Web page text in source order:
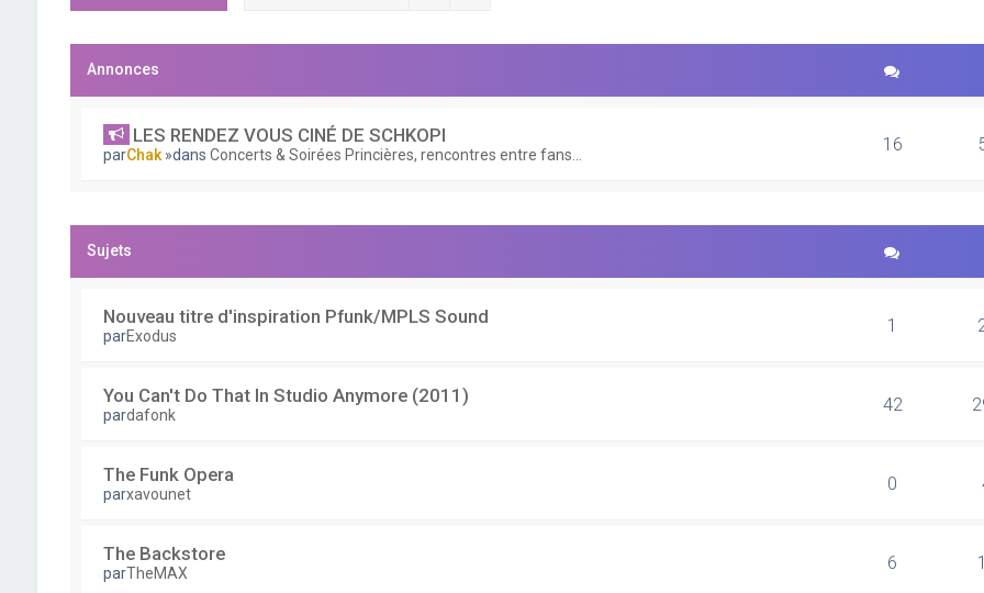
Annonces
LES RENDEZ VOUS CINÉ DE SCHKOPI
parChak »dans Concerts & Soirées Princières, rencontres entre fans... 16
Sujets
Nouveau titre d'inspiration Pfunk/MPLS Sound
parExodus 1
You Can't Do That In Studio Anymore (2011)
pardafonk 42
The Funk Opera
parxavounet 0
The Backstore
parTheMAX 6